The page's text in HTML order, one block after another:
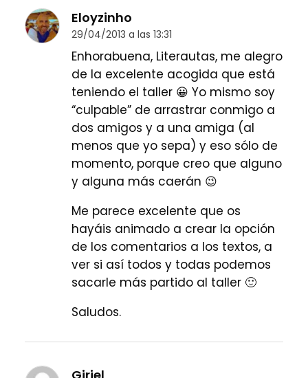
Eloyzinho
29/04/2013 a las 13:31
Enhorabuena, Literautas, me alegro
de la excelente acogida que está
teniendo el taller 😀 Yo mismo soy
“culpable” de arrastrar conmigo a
dos amigos y a una amiga (al
menos que yo sepa) y eso sólo de
momento, porque creo que alguno
y alguna más caerán 😉
Me parece excelente que os
hayáis animado a crear la opción
de los comentarios a los textos, a
ver si así todos y todas podemos
sacarle más partido al taller 🙂
Saludos.